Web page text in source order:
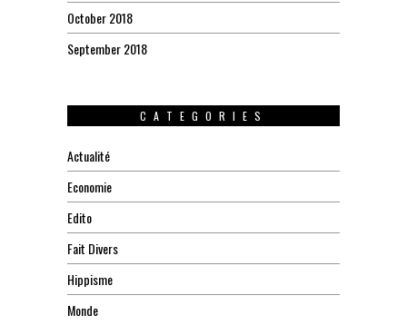
October 2018
September 2018
CATEGORIES
Actualité
Economie
Edito
Fait Divers
Hippisme
Monde